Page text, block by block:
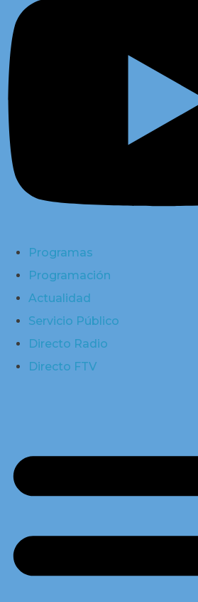
Programas
Programación
Actualidad
Servicio Público
Directo Radio
Directo FTV